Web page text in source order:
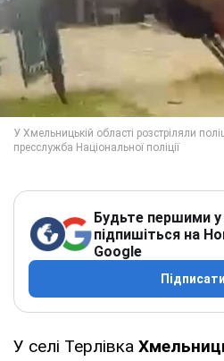
Будьте першими у
підпишіться на
Google
У селі Терлівка